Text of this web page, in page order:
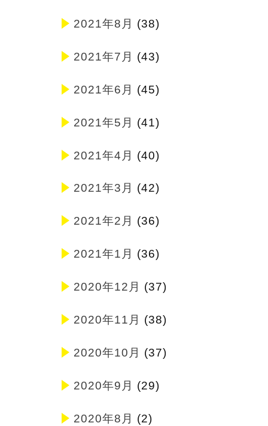
2021年8月 (38)
2021年7月 (43)
2021年6月 (45)
2021年5月 (41)
2021年4月 (40)
2021年3月 (42)
2021年2月 (36)
2021年1月 (36)
2020年12月 (37)
2020年11月 (38)
2020年10月 (37)
2020年9月 (29)
2020年8月 (2)